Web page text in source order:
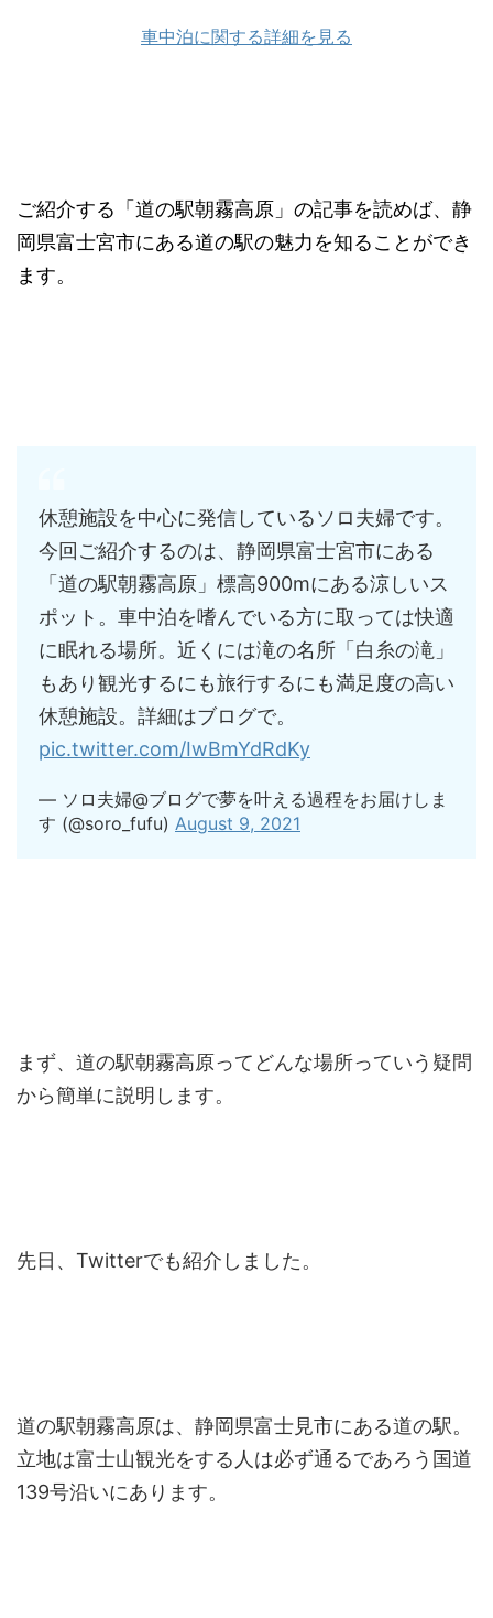
車中泊に関する詳細を見る
ご紹介する「道の駅朝霧高原」の記事を読めば、静
岡県富士宮市にある道の駅の魅力を知ることができ
ます。
休憩施設を中心に発信しているソロ夫婦です。
今回ご紹介するのは、静岡県富士宮市にある
「道の駅朝霧高原」標高900mにある涼しいス
ポット。車中泊を嗜んでいる方に取っては快適
に眠れる場所。近くには滝の名所「白糸の滝」
もあり観光するにも旅行するにも満足度の高い
休憩施設。詳細はブログで。
pic.twitter.com/IwBmYdRdKy
— ソロ夫婦@ブログで夢を叶える過程をお届けしま
す (@soro_fufu) August 9, 2021
まず、道の駅朝霧高原ってどんな場所っていう疑問
から簡単に説明します。
先日、Twitterでも紹介しました。
道の駅朝霧高原は、静岡県富士見市にある道の駅。
立地は富士山観光をする人は必ず通るであろう国道
139号沿いにあります。